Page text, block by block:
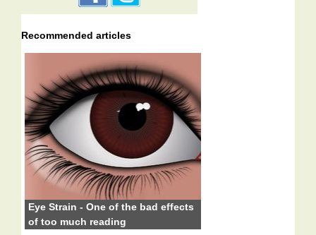
Recommended articles
Eye Strain - One of the bad effects
of too much reading